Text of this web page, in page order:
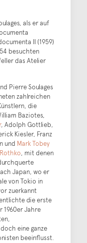
als er auf
II (1959)
besuchten
das Atelier
Pierre Soulages
zahlreichen
die
Baziotes,
, Adolph Gottlieb,
Kiesler, Franz
und Mark Tobey
, mit denen
Japan, wo er
von Tokio in
zuerkannt
die erste
1960er Jahre
eine ganze
beeinflusst.